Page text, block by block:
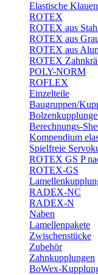
Elastische
ROTEX
ROTEX aus
ROTEX aus
ROTEX aus
ROTEX
POLY-NORM
ROFLEX
Einzelteile
Baugruppen/
Berechnungs-
Kompendium
Spielfreie
ROTEX GS P
ROTEX-GS
RADEX-NC
RADEX-N
Naben
Lamellenpakete
Zwischenstücke
Zubehör
Zahnkupplungen
BoWex-